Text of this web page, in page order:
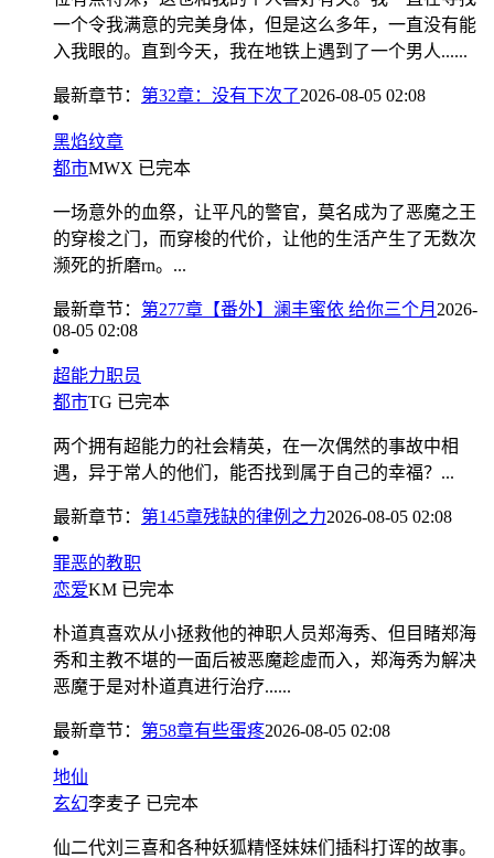
一个令我满意的完美身体，但是这么多年，一直没有能
入我眼的。直到今天，我在地铁上遇到了一个男人......
最新章节： 第32章：没有下次了2026-08-05 02:08
黑焰纹章
都市MWX 已完本
一场意外的血祭，让平凡的警官，莫名成为了恶魔之王
的穿梭之门，而穿梭的代价，让他的生活产生了无数次
濒死的折磨rn。...
最新章节： 第277章【番外】澜丰蜜依 给你三个月 2026-
08-05 02:08
超能力职员
都市TG 已完本
两个拥有超能力的社会精英，在一次偶然的事故中相
遇，异于常人的他们，能否找到属于自己的幸福？...
最新章节： 第145章残缺的律例之力2026-08-05 02:08
罪恶的教职
恋爱KM 已完本
朴道真喜欢从小拯救他的神职人员郑海秀、但目睹郑海
秀和主教不堪的一面后被恶魔趁虚而入，郑海秀为解决
恶魔于是对朴道真进行治疗......
最新章节： 第58章有些蛋疼2026-08-05 02:08
地仙
玄幻李麦子 已完本
仙二代刘三喜和各种妖狐精怪妹妹们插科打诨的故事。